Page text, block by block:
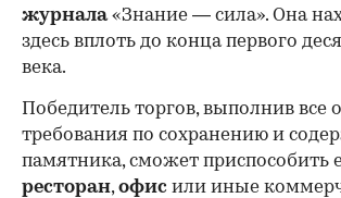
журнала«Знание — сила». Она
здесь вплоть до конца первого
века.
Победитель торгов, выполнив все
требования по сохранению и
памятника, сможет приспособить
ресторан,офис или иные